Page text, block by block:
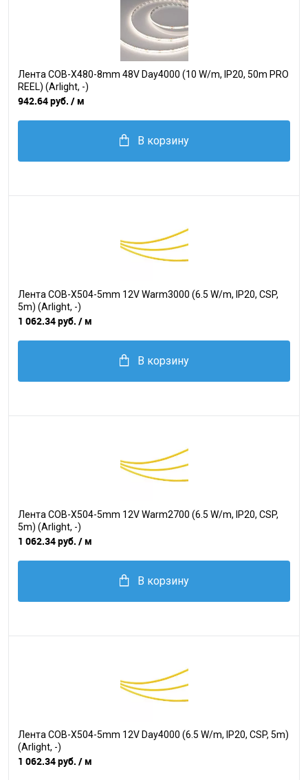
Лента COB-X480-8mm 48V Day4000 (10 W/m, IP20, 50m PRO
REEL) (Arlight, -)
942.64 руб. / м
В корзину
Лента COB-X504-5mm 12V Warm3000 (6.5 W/m, IP20, CSP,
5m) (Arlight, -)
1 062.34 руб. / м
В корзину
Лента COB-X504-5mm 12V Warm2700 (6.5 W/m, IP20, CSP,
5m) (Arlight, -)
1 062.34 руб. / м
В корзину
Лента COB-X504-5mm 12V Day4000 (6.5 W/m, IP20, CSP, 5m)
(Arlight, -)
1 062.34 руб. / м